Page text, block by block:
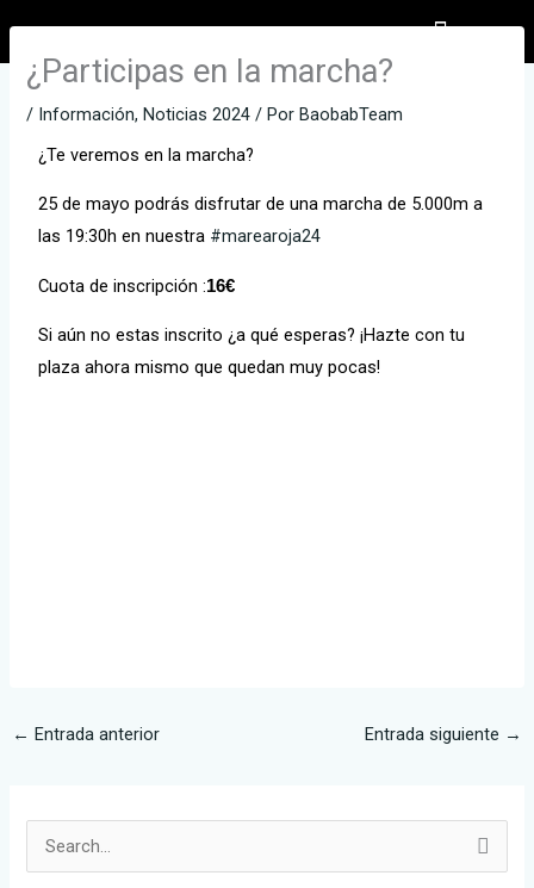
contenido
¿Participas en la marcha?
/ Información,Noticias 2024 / PorBaobabTeam
¿Te veremos en la marcha?
25 de mayo podrás disfrutar de una marcha de 5.000m a
las 19:30h en nuestra #marearoja24
Cuota de inscripción :16€
Si aún no estas inscrito ¿a qué esperas? ¡Hazte con tu
plaza ahora mismo que quedan muy pocas!
← Entrada anterior Entrada siguiente →